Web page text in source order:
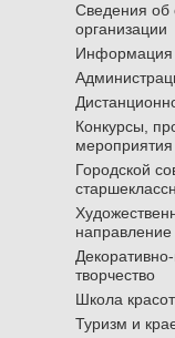
Сведения об
организации
Информация
Конкурсы,
мероприятия
Городской
направление
творчество
Школа
Туризм и